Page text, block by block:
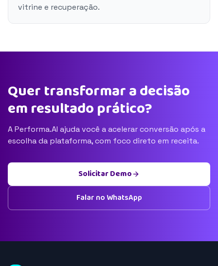
vitrine e recuperação.
Quer transformar a decisão
em resultado prático?
A Performa.AI ajuda você a acelerar conversão após a
escolha da plataforma, com foco direto em receita.
Solicitar Demo
Falar no WhatsApp